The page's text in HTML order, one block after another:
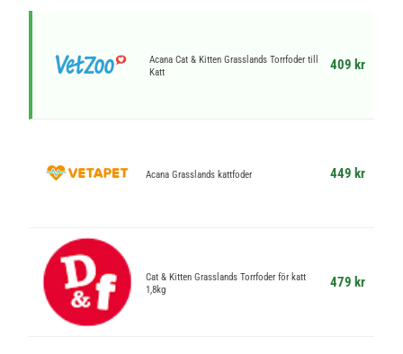
Acana Cat & Kitten Grasslands Torrfoder till
Katt
409 kr
Acana Grasslands kattfoder 449 kr
Cat & Kitten Grasslands Torrfoder för katt
1,8kg
479 kr